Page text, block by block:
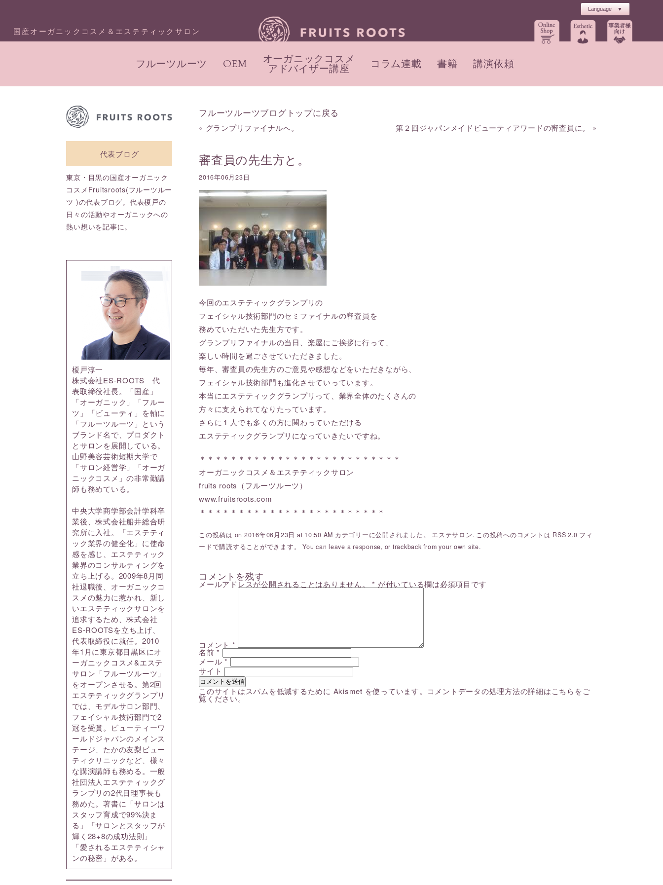
国産オーガニックコスメ＆エステティックサロン
フルーツルーツ OEM オーガニックコスメ
アドバイザー講座 コラム連載 書籍 講演依頼
フルーツルーツブログトップに戻る
« グランプリファイナルへ。 第２回ジャパンメイドビューティアワードの審査員に。 »
審査員の先生方と。
2016年06月23日
今回のエステティックグランプリの
フェイシャル技術部門のセミファイナルの審査員を
務めていただいた先生方です。
グランプリファイナルの当日、楽屋にご挨拶に行って、
楽しい時間を過ごさせていただきました。
毎年、審査員の先生方のご意見や感想などをいただきながら、
フェイシャル技術部門も進化させていっています。
本当にエステティックグランプリって、業界全体のたくさんの
方々に支えられてなりたっています。
さらに１人でも多くの方に関わっていただける
エステティックグランプリになっていきたいですね。
＊＊＊＊＊＊＊＊＊＊＊＊＊＊＊＊＊＊＊＊＊＊＊＊＊＊
オーガニックコスメ＆エステティックサロン
fruits roots（フルーツルーツ）
www.fruitsroots.com
＊＊＊＊＊＊＊＊＊＊＊＊＊＊＊＊＊＊＊＊＊＊＊＊
この投稿は on 2016年06月23日 at 10:50 AM カテゴリーに公開されました。 エステサロン. この投稿へのコメントは RSS 2.0 フィ
ードで購読することができます。 You canleave a response, or trackback from your own site.
コメントを残す
メールアドレスが公開されることはありません。 * が付いている欄は必須項目です
コメント *
名前*
メール*
サイト
このサイトはスパムを低減するために Akismet を使っています。
コメントデータの処理方法の詳細はこちらをご
覧ください。
代表ブログ
東京・目黒の国産オーガニック
コスメFruitsroots(フルーツルー
ツ )の代表ブログ。代表榎戸の
日々の活動やオーガニックへの
熱い想いを記事に。
榎戸淳一
株式会社ES-ROOTS 代
表取締役社長。「国産」
「オーガニック」「フルー
ツ」「ビューティ」を軸に
「フルーツルーツ」という
ブランド名で、プロダクト
とサロンを展開している。
山野美容芸術短期大学で
「サロン経営学」「オーガ
ニックコスメ」の非常勤講
師も務めている。
中央大学商学部会計学科卒
業後、株式会社船井総合研
究所に入社。「エステティ
ック業界の健全化」に使命
感を感じ、エステティック
業界のコンサルティングを
立ち上げる。2009年8月同
社退職後、オーガニックコ
スメの魅力に惹かれ、新し
いエステティックサロンを
追求するため、株式会社
ES-ROOTSを立ち上げ、
代表取締役に就任。2010
年1月に東京都目黒区にオ
ーガニックコスメ&エステ
サロン「フルーツルーツ」
をオープンさせる。第2回
エステティックグランプリ
では、モデルサロン部門、
フェイシャル技術部門で2
冠を受賞。ビューティーワ
ールドジャパンのメインス
テージ、たかの友梨ビュー
ティクリニックなど、様々
な講演講師も務める。一般
社団法人エステティックグ
ランプリの2代目理事長も
務めた。著書に「サロンは
スタッフ育成で99%決ま
る」「サロンとスタッフが
輝く28+8の成功法則」
「愛されるエステティシャ
ンの秘密」がある。